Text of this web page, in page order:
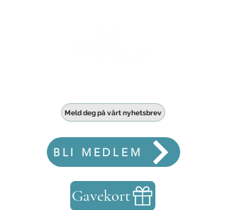
Meld deg på vårt nyhetsbrev
BLI MEDLEM
Gavekort